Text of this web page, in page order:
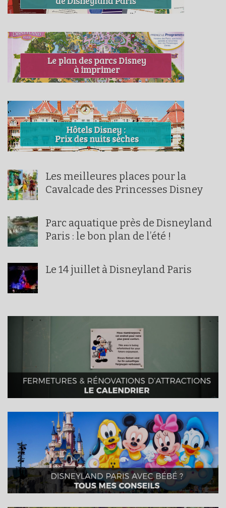
Les meilleures places pour la
Cavalcade des Princesses Disney
Parc aquatique près de Disneyland
Paris : le bon plan de l’été !
Le 14 juillet à Disneyland Paris